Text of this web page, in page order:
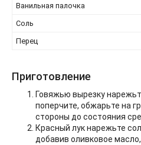
Ванильная палочка
Соль
Перец
Приготовление
Говяжью вырезку
поперчите, обжарьте на
стороны до состояния
Красный лук нарежьте
добавив оливковое